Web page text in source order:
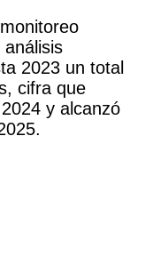
2023 un total
cifra que
y alcanzó